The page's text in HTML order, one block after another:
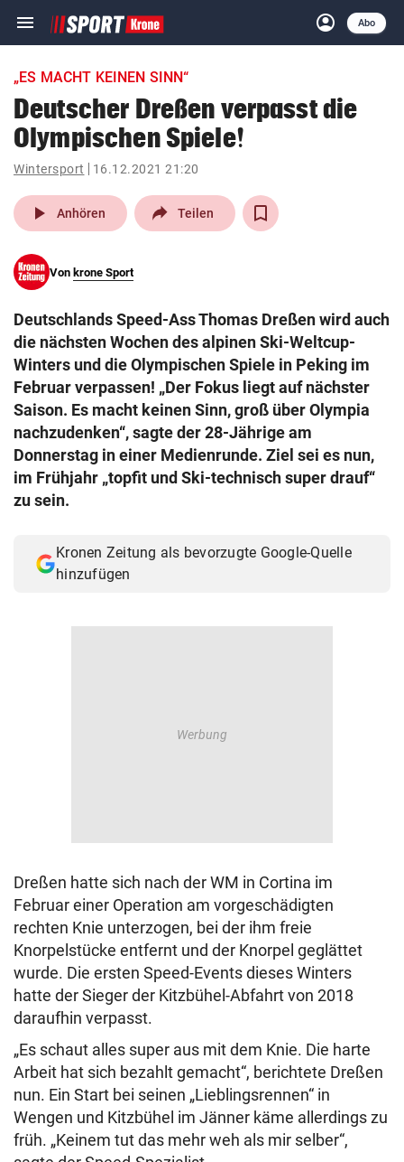
menu Navigation
ein-/ausklappen
account_circle
Anmelden
Abo
close Schließen
account_circle Anmelden
pin_drop
Wien arrow_right
search
eingeben
© Krone Multimedia GmbH & Co KG 2026
Muthgasse 2, 1190 Wien
„ES MACHT KEINEN SINN“
Deutscher Dreßen verpasst die
Olympischen Spiele!
Wintersport 16.12.2021 21:20
play_arrow Anhören Teilen
Von krone Sport
Deutschlands Speed-Ass Thomas Dreßen wird auch
die nächsten Wochen des alpinen Ski-Weltcup-
Winters und die Olympischen Spiele in Peking im
Februar verpassen! „Der Fokus liegt auf nächster
Saison. Es macht keinen Sinn, groß über Olympia
nachzudenken“, sagte der 28-Jährige am
Donnerstag in einer Medienrunde. Ziel sei es nun,
im Frühjahr „topfit und Ski-technisch super drauf“
zu sein.
Kronen Zeitung als bevorzugte Google-Quelle
hinzufügen
Dreßen hatte sich nach der WM in Cortina im
Februar einer Operation am vorgeschädigten
rechten Knie unterzogen, bei der ihm freie
Knorpelstücke entfernt und der Knorpel geglättet
wurde. Die ersten Speed-Events dieses Winters
hatte der Sieger der Kitzbühel-Abfahrt von 2018
daraufhin verpasst.
„Es schaut alles super aus mit dem Knie. Die harte
Arbeit hat sich bezahlt gemacht“, berichtete Dreßen
nun. Ein Start bei seinen „Lieblingsrennen“ in
Wengen und Kitzbühel im Jänner käme allerdings zu
früh. „Keinem tut das mehr weh als mir selber“,